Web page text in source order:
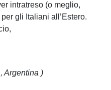
intratreso (o meglio,
gli Italiani all’Estero.
Argentina )